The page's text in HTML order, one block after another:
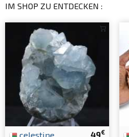
IM SHOP ZU ENTDECKEN :
49€
celestine